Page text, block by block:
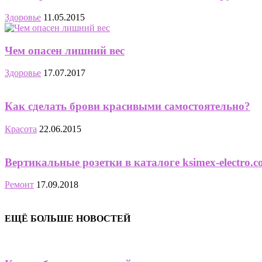
Здоровье 11.05.2015
Чем опасен лишний вес
Здоровье 17.07.2017
Как сделать брови красивыми самостоятельно?
Красота 22.06.2015
Вертикальные розетки в каталоге ksimex-
Ремонт 17.09.2018
ЕЩЁ БОЛЬШЕ НОВОСТЕЙ